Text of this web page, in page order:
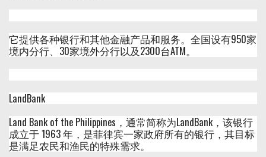
它提供各种银行和其他金融产品和服务。全国设有950家
境内分行、30家境外分行以及2300台ATM。
LandBank
Land Bank of the Philippines，通常简称为LandBank，该银行
成立于 1963 年，是菲律宾一家政府所有的银行，其目标
是满足农民和渔民的特殊需求。